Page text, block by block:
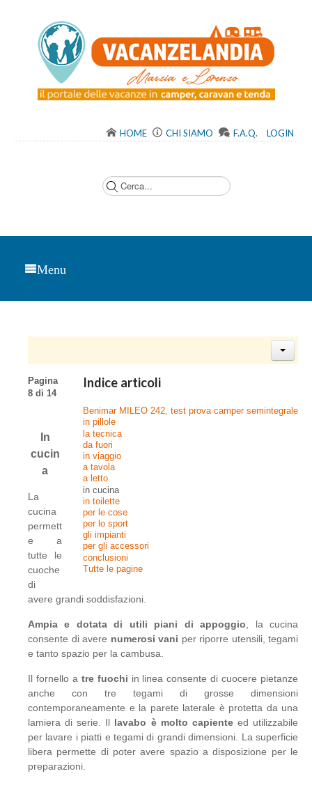
HOME CHI SIAMO F.A.Q. LOGIN
Menu
Indice articoli
Benimar MILEO 242, test prova camper semintegrale
in pillole
la tecnica
da fuori
in viaggio
a tavola
a letto
in cucina
in toilette
per le cose
per lo sport
gli impianti
per gli accessori
conclusioni
Tutte le pagine
Pagina
8 di 14
In
cucin
a
La
cucina
permett
e a
tutte le
cuoche
di
avere grandi soddisfazioni.
Ampia e dotata di utili piani di appoggio, la cucina
consente di avere numerosi vani per riporre utensili, tegami
e tanto spazio per la cambusa.
Il fornello a tre fuochi in linea consente di cuocere pietanze
anche con tre tegami di grosse dimensioni
contemporaneamente e la parete laterale è protetta da una
lamiera di serie. Il lavabo è molto capienteed utilizzabile
per lavare i piatti e tegami di grandi dimensioni. La superficie
libera permette di poter avere spazio a disposizione per le
preparazioni.